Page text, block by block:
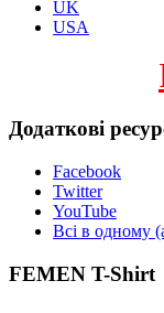
UK
USA
Додаткові
Facebook
Twitter
YouTube
Всі в одному
FEMEN T-Shirt